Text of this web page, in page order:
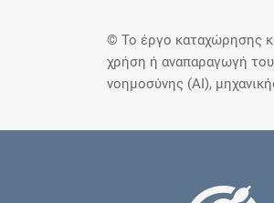
© Το έργο καταχώρησης
χρήση ή αναπαραγωγή
νοημοσύνης (AI),